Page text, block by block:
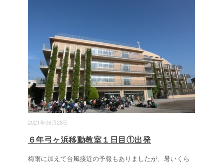
2021年06月28日
６年弓ヶ浜移動教室１日目①出発
梅雨に加えて台風接近の予報もありましたが、暑いくら